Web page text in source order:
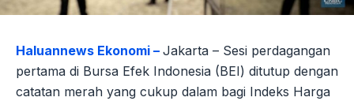
Haluannews Ekonomi – Jakarta – Sesi perdagangan
pertama di Bursa Efek Indonesia (BEI) ditutup dengan
catatan merah yang cukup dalam bagi Indeks Harga